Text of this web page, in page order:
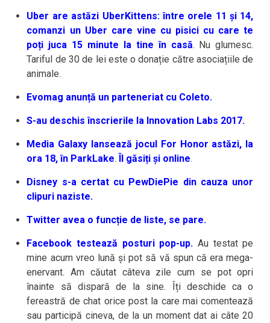
Uber are astăzi UberKittens: între orele 11 și 14,
comanzi un Uber care vine cu pisici cu care te
poți juca 15 minute la tine în casă. Nu glumesc.
Tariful de 30 de lei este o donație către asociațiile de
animale.
Evomag anunță un parteneriat cu Coleto.
S-au deschis înscrierile la Innovation Labs 2017.
Media Galaxy lansează jocul For Honor astăzi, la
ora 18, în ParkLake. Îl găsiți și online.
Disney s-a certat cu PewDiePie din cauza unor
clipuri naziste.
Twitter avea o funcție de liste, se pare.
Facebook testează posturi pop-up. Au testat pe
mine acum vreo lună și pot să vă spun că era mega-
enervant. Am căutat câteva zile cum se pot opri
înainte să dispară de la sine. Îți deschide ca o
fereastră de chat orice post la care mai comentează
sau participă cineva, de la un moment dat ai câte 20